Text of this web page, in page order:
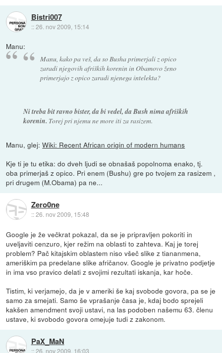
Bistri007
::26. nov 2009, 15:14
Manu:
Manu, kako pa veš, da so Busha primerjali z opico
zaradi njegovih afriških korenin in Obamovo ženo
primerjajo z opico zaradi njenega intelekta?
Ni treba bit ravno bister, da bi vedel, da Bush nima afriških
korenin. Torej pri njemu ne more iti za rasizem.
Manu, glej:Wiki: Recent African origin of modern humans
Kje ti je tu etika: do dveh ljudi se obnašaš popolnoma enako, tj.
oba primerjaš z opico. Pri enem (Bushu) gre po tvojem za rasizem ,
pri drugem (M.Obama) pa ne...
Zero0ne
::26. nov 2009, 15:48
Google je že večkrat pokazal, da se je pripravljen pokoriti in
uveljaviti cenzuro, kjer režim na oblasti to zahteva. Kaj je torej
problem? Pač kitajskim oblastem niso všeč slike z tiananmena,
ameriškim pa predelane slike afričanov. Google je privatno podjetje
in ima vso pravico delati z svojimi rezultati iskanja, kar hoče.
Tistim, ki verjamejo, da je v ameriki še kaj svobode govora, pa se je
samo za smejati. Samo še vprašanje časa je, kdaj bodo sprejeli
kakšen amendment svoji ustavi, na las podoben našemu 63. členu
ustave, ki svobodo govora omejuje tudi z zakonom.
PaX_MaN
::26. nov 2009, 16:03